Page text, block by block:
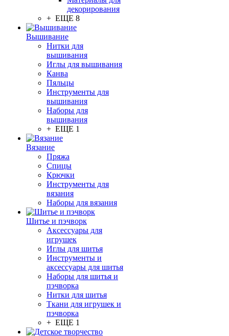
декорирования
+ ЕЩЕ 8
Вышивание
Нитки для
вышивания
Иглы для вышивания
Канва
Пяльцы
Инструменты для
вышивания
Наборы для
вышивания
+ ЕЩЕ 1
Вязание
Пряжа
Спицы
Крючки
Инструменты для
вязания
Наборы для вязания
Шитье и пэчворк
Аксессуары для
игрушек
Иглы для шитья
Инструменты и
аксессуары для шитья
Наборы для шитья и
пэчворка
Нитки для шитья
Ткани для игрушек и
пэчворка
+ ЕЩЕ 1